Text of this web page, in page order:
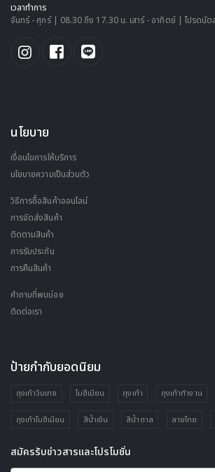
เวลาทำการ
จันทร์ - ศุกร์ | 08.30 ถึง 17.30 น. เสาร์ - อาทิตย์ | โปรดนัด
นโยบาย
เงื่อนไขการให้บริการ
นโยบายความเป็นส่วนตัว
วิธีการซื้อสินค้าออนไลน์
การจัดส่งสินค้า
ติดตามสินค้า
การรับประกัน
การคืนสินค้า
คำถามที่พบบ่อย
ติดต่อเรา
ป้ายกำกับยอดนิยม
ถุงเท้าวินเทจ โบฮีเมียน ถุงเท้า ถุงเท้าทำงาน
ถุงเท้าโบฮีเมียน สีน้ำเงิน สีน้ำตาล ลายไทย
สมัครรับข่าวสารและโปรโมชั่น